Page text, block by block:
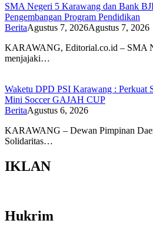
SMA Negeri 5 Karawang dan Bank
Pengembangan Program Pendidikan
BeritaAgustus 7, 2026Agustus 7, 2026
KARAWANG, Editorial.co.id – SMA
menjajaki…
Waketu DPD PSI Karawang : Perkuat
Mini Soccer GAJAH CUP
BeritaAgustus 6, 2026
KARAWANG – Dewan Pimpinan
Solidaritas…
IKLAN
Hukrim